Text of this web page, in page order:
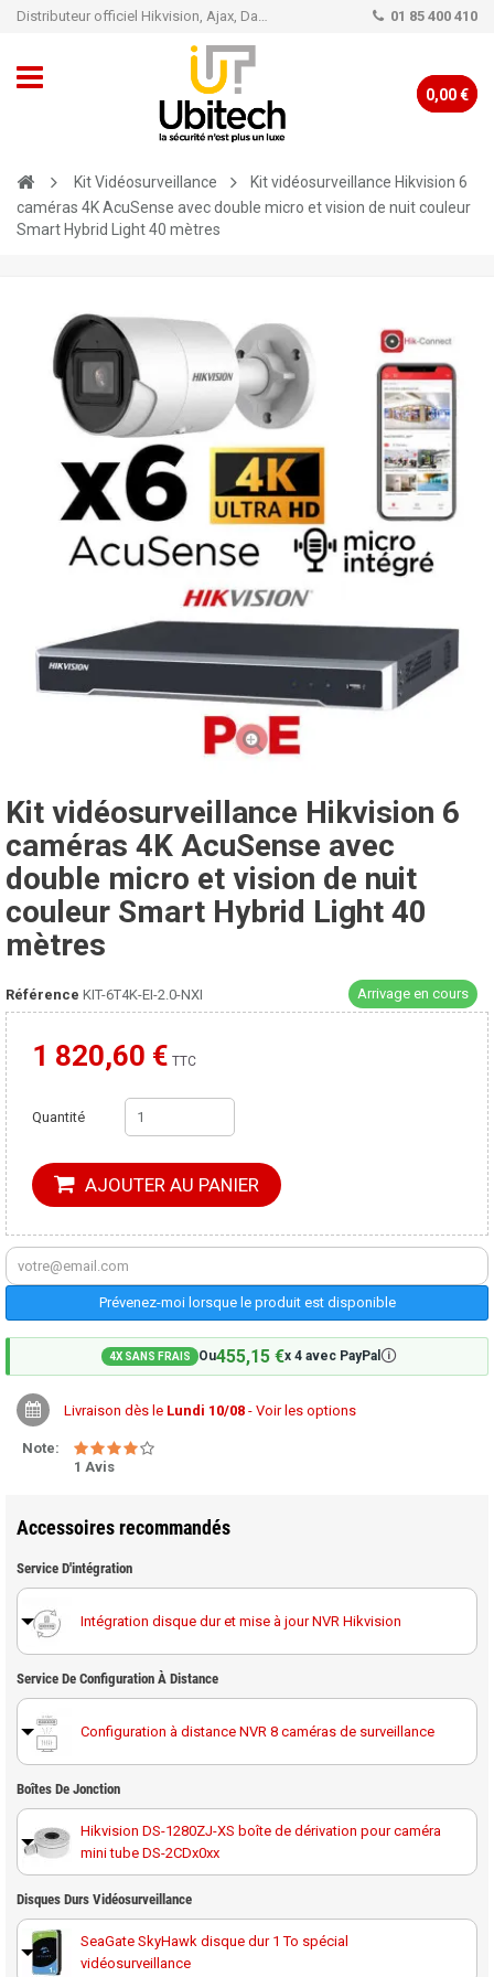
Distributeur officiel Hikvision, Ajax, Dahua, TP-Link - Caméra de vidéo surveillance - Alarme 01 85 400 410
0,00 €
Kit Vidéosurveillance
Kit vidéosurveillance Hikvision 6
caméras 4K AcuSense avec double micro et vision de nuit couleur
Smart Hybrid Light 40 mètres
Kit vidéosurveillance Hikvision 6
caméras 4K AcuSense avec
double micro et vision de nuit
couleur Smart Hybrid Light 40
mètres
Référence KIT-6T4K-EI-2.0-NXI Arrivage en cours
1 820,60 € TTC
Moins cher ailleurs ?
Quantité
AJOUTER AU PANIER
Prévenez-moi lorsque le produit est disponible
4X SANS FRAIS Ou455,15 €x 4 avec PayPal🛈
Livraison dès le Lundi 10/08 - Voir les options
Note:
1 Avis
Accessoires recommandés
Service D'intégration
Intégration disque dur et mise à jour NVR Hikvision
Service De Configuration À Distance
Configuration à distance NVR 8 caméras de surveillance
Boîtes De Jonction
Hikvision DS-1280ZJ-XS boîte de dérivation pour caméra
mini tube DS-2CDx0xx
Disques Durs Vidéosurveillance
SeaGate SkyHawk disque dur 1 To spécial
vidéosurveillance